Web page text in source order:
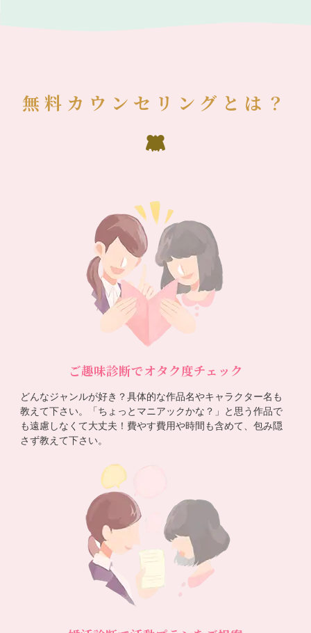
無料カウンセリングとは？
ご趣味診断でオタク度チェック
どんなジャンルが好き？具体的な作品名やキャラクター名も
教えて下さい。「ちょっとマニアックかな？」と思う作品で
も遠慮しなくて大丈夫！費やす費用や時間も含めて、包み隠
さず教えて下さい。